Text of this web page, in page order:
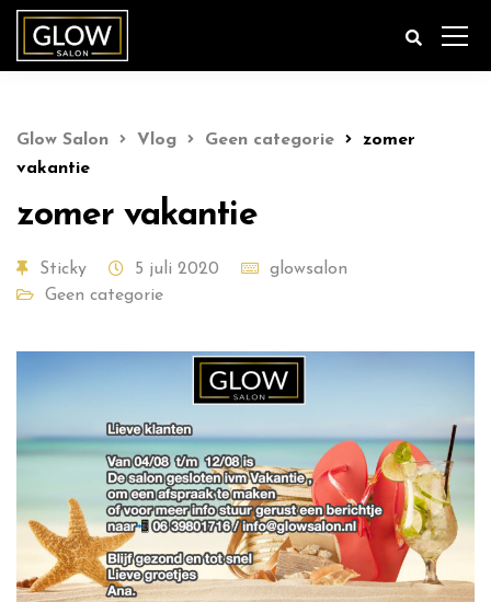
Glow Salon Vlog Geen categorie
zomer
vakantie
zomer vakantie
Sticky 5 juli 2020
glowsalon
Geen categorie